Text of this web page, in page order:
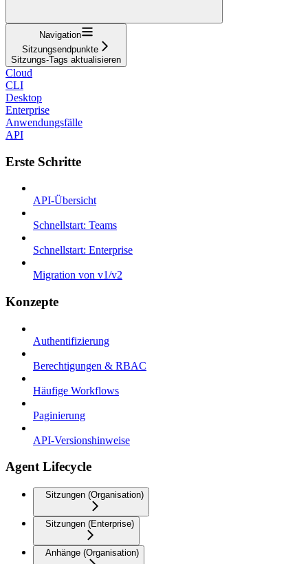
Navigation
Sitzungsendpunkte
Sitzungs-Tags aktualisieren
Cloud
CLI
Desktop
Enterprise
Anwendungsfälle
API
Erste Schritte
API-Übersicht
Schnellstart: Teams
Schnellstart: Enterprise
Migration von v1/v2
Konzepte
Authentifizierung
Berechtigungen & RBAC
Häufige Workflows
Paginierung
API-Versionshinweise
Agent Lifecycle
Sitzungen (Organisation)
Sitzungen (Enterprise)
Anhänge (Organisation)